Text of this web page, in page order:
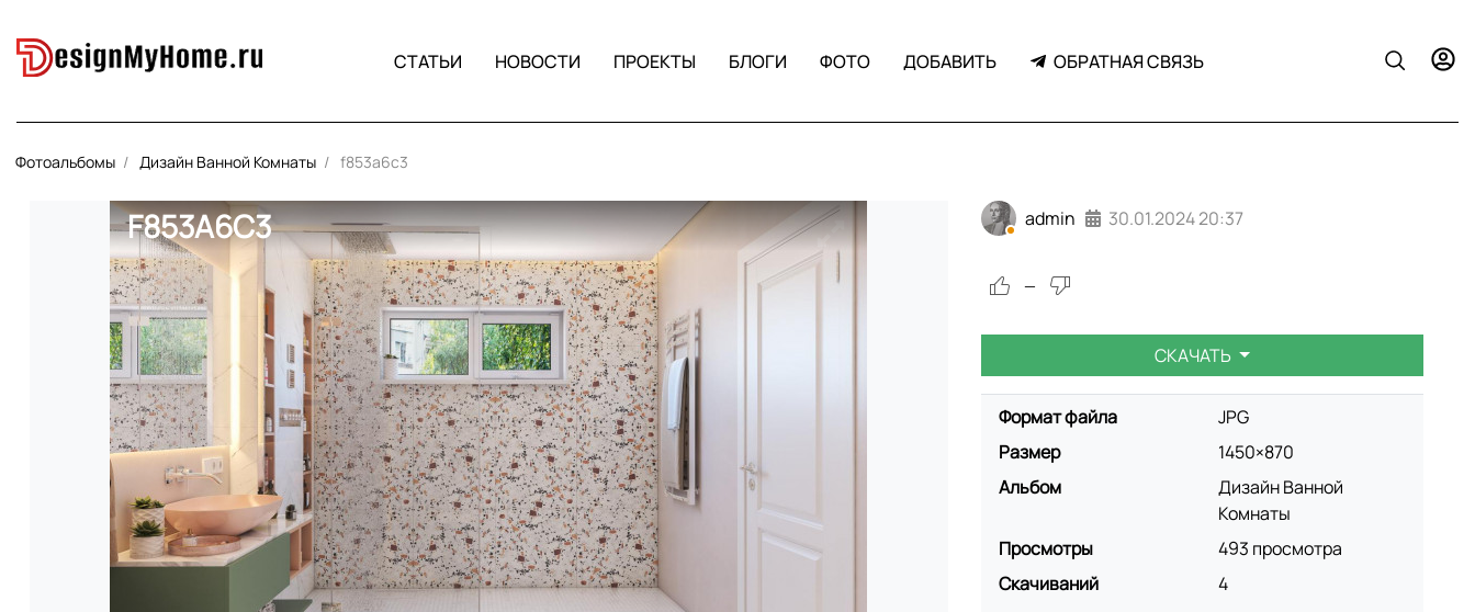
СТАТЬИ НОВОСТИ ПРОЕКТЫ БЛОГИ ФОТО ДОБАВИТЬ ОБРАТНАЯ СВЯЗЬ
Фотоальбомы Дизайн Ванной Комнаты f853a6c3
F853A6C3 admin 30.01.202420:37
—
СКАЧАТЬ
Формат файла
JPG
Размер
1450×870
Альбом
Дизайн Ванной
Комнаты
Просмотры
493 просмотра
Скачиваний
4